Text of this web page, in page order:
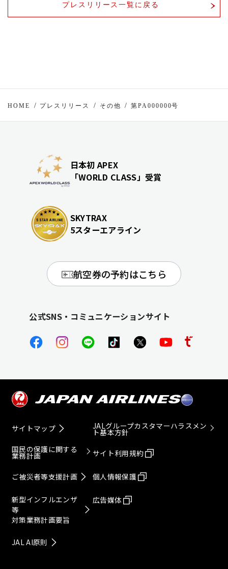
プレスリリース一覧に戻る
HOME プレスリリース その他 第PA000000号
日本初 APEX
「WORLD CLASS」受賞
SKYTRAX
5スターエアライン
航空券の予約はこちら
公式SNS・コミュニケーションサイト
サイトマップ
国民の保護に関する
業務計画
ご被災者等支援計画
新型インフルエンザ
等
対策業務計画要旨
JAL AI原則
JALグループカスタマーハラスメン
ト基本方針
サイト利用規約
個人情報保護
広告媒体